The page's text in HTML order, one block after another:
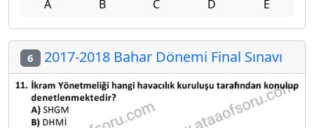
A B C D E
6 2017-2018 Bahar Dönemi Final Sınavı